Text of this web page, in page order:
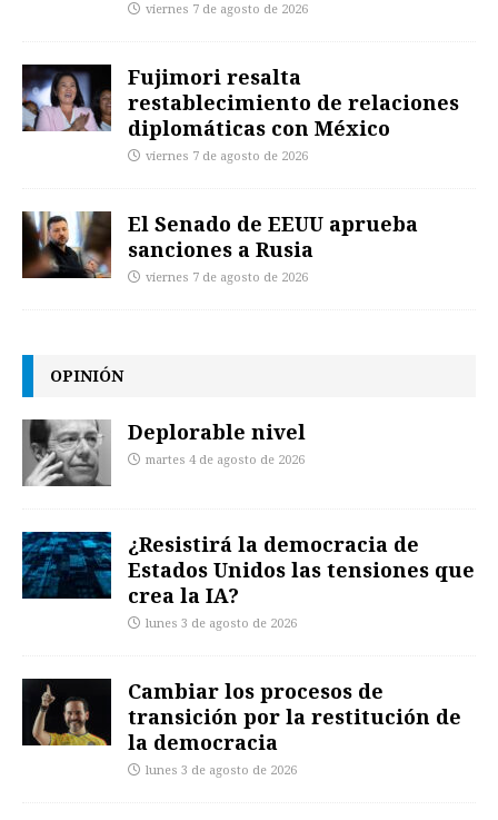
viernes 7 de agosto de 2026
Fujimori resalta
restablecimiento de relaciones
diplomáticas con México
viernes 7 de agosto de 2026
El Senado de EEUU aprueba
sanciones a Rusia
viernes 7 de agosto de 2026
OPINIÓN
Deplorable nivel
martes 4 de agosto de 2026
¿Resistirá la democracia de
Estados Unidos las tensiones que
crea la IA?
lunes 3 de agosto de 2026
Cambiar los procesos de
transición por la restitución de
la democracia
lunes 3 de agosto de 2026